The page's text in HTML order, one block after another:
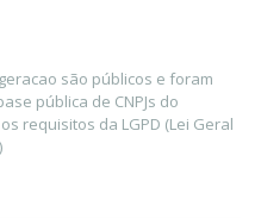
são públicos e foram
pública de CNPJs do
requisitos da LGPD (Lei Geral